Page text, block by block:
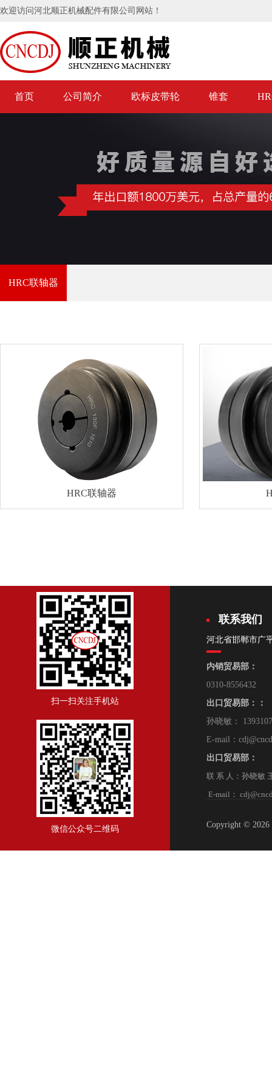
欢迎访问河北顺正机械配件有限公司网站！
首页 公司简介 欧标皮带轮 锥套
HRC联轴器
HRC联轴器
扫一扫关注手机站
微信公众号二维码
联系我们
河北省邯郸市广
内销贸易部：
0310-8556432
出口贸易部：：
孙晓敏：
E-mail：
出口贸易部：
联 系 人：孙晓敏
E-mail：
Copyright ©